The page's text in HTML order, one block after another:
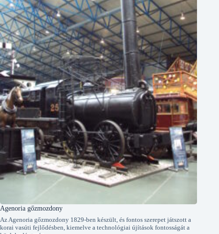
Agenoria gőzmozdony
Az Agenoria gőzmozdony 1829-ben készült, és fontos szerepet játszott a
korai vasúti fejlődésben, kiemelve a technológiai újítások fontosságát a